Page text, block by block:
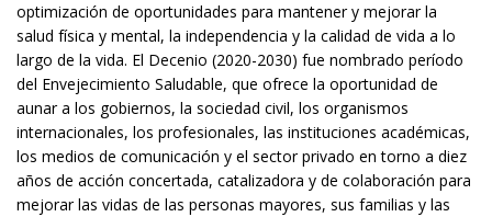
optimización de oportunidades para mantener y mejorar la
salud física y mental, la independencia y la calidad de vida a lo
largo de la vida. El Decenio (2020-2030) fue nombrado período
del Envejecimiento Saludable, que ofrece la oportunidad de
aunar a los gobiernos, la sociedad civil, los organismos
internacionales, los profesionales, las instituciones académicas,
los medios de comunicación y el sector privado en torno a diez
años de acción concertada, catalizadora y de colaboración para
mejorar las vidas de las personas mayores, sus familias y las